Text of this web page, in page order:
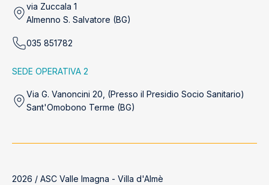
via Zuccala 1
Almenno S. Salvatore (BG)
035 851782
SEDE OPERATIVA 2
Via G. Vanoncini 20, (Presso il Presidio Socio Sanitario)
Sant'Omobono Terme (BG)
2026 / ASC Valle Imagna - Villa d'Almè